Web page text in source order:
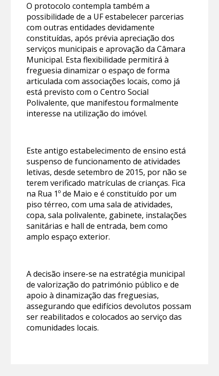
O protocolo contempla também a
possibilidade de a UF estabelecer parcerias
com outras entidades devidamente
constituídas, após prévia apreciação dos
serviços municipais e aprovação da Câmara
Municipal. Esta flexibilidade permitirá à
freguesia dinamizar o espaço de forma
articulada com associações locais, como já
está previsto com o Centro Social
Polivalente, que manifestou formalmente
interesse na utilização do imóvel.
Este antigo estabelecimento de ensino está
suspenso de funcionamento de atividades
letivas, desde setembro de 2015, por não se
terem verificado matrículas de crianças. Fica
na Rua 1º de Maio e é constituído por um
piso térreo, com uma sala de atividades,
copa, sala polivalente, gabinete, instalações
sanitárias e hall de entrada, bem como
amplo espaço exterior.
A decisão insere-se na estratégia municipal
de valorização do património público e de
apoio à dinamização das freguesias,
assegurando que edifícios devolutos possam
ser reabilitados e colocados ao serviço das
comunidades locais.